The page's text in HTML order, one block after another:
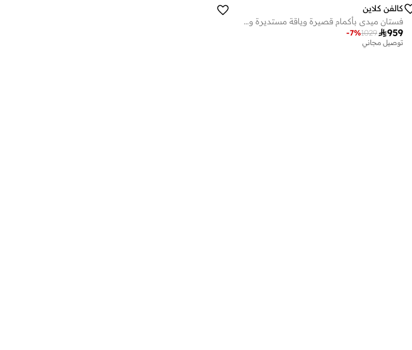
كالفن كلاين
فستان ميدي بأكمام قصيرة وياقة مستديرة وتفاصيل مكشكشة
959
1029
-7%
توصيل مجاني